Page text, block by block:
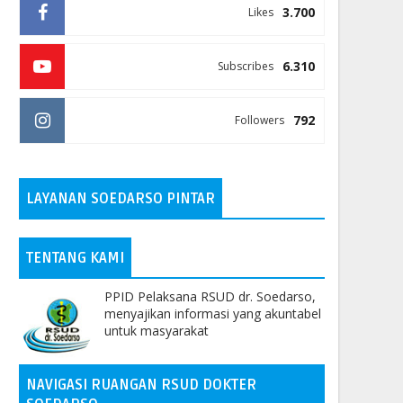
3.700
Likes
6.310
Subscribes
792
Followers
LAYANAN SOEDARSO PINTAR
TENTANG KAMI
PPID Pelaksana RSUD dr. Soedarso,
menyajikan informasi yang akuntabel
untuk masyarakat
NAVIGASI RUANGAN RSUD DOKTER